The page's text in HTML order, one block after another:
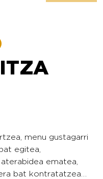
menu gustagarri
egitea,
ematea,
bat kontratatzea…